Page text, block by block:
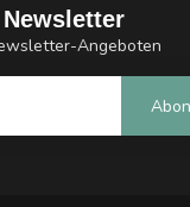
Angeboten